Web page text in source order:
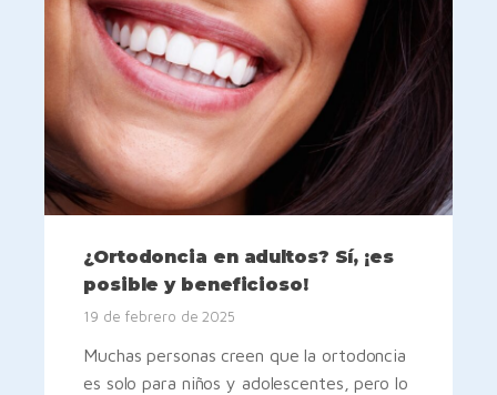
¿Ortodoncia en adultos? Sí, ¡es
posible y beneficioso!
19 de febrero de 2025
Muchas personas creen que la ortodoncia
es solo para niños y adolescentes, pero lo